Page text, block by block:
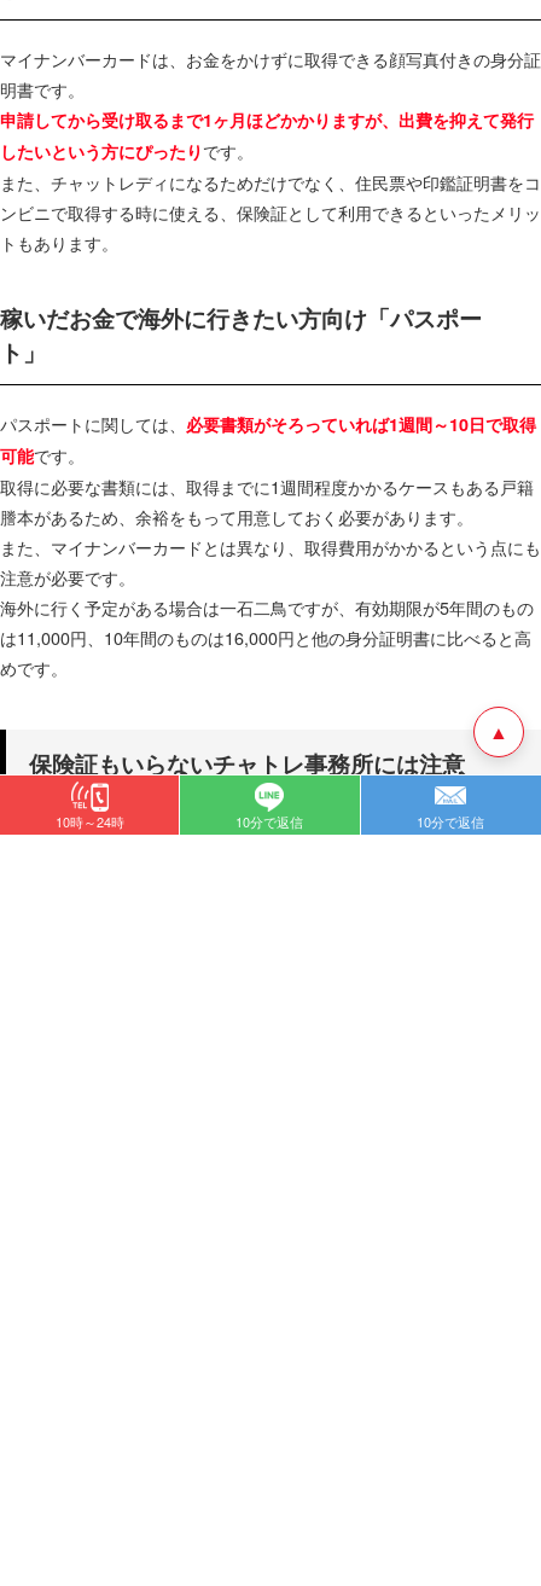
マイナンバーカードは、お金をかけずに取得できる顔写真付きの身分証
明書です。
申請してから受け取るまで1ヶ月ほどかかりますが、出費を抑えて発行
したいという方にぴったり です。
また、チャットレディになるためだけでなく、住民票や印鑑証明書をコ
ンビニで取得する時に使える、保険証として利用できるといったメリッ
トもあります。
稼いだお金で海外に行きたい方向け「パスポー
ト」
パスポートに関しては、 必要書類がそろっていれば1週間～10日で取得
可能です。
取得に必要な書類には、取得までに1週間程度かかるケースもある戸籍
謄本があるため、余裕をもって用意しておく必要があります。
また、マイナンバーカードとは異なり、取得費用がかかるという点にも
注意が必要です。
海外に行く予定がある場合は一石二鳥ですが、有効期限が5年間のもの
は11,000円、10年間のものは16,000円と他の身分証明書に比べると高
めです。
保険証もいらないチャトレ事務所には注意
保険証を含む全ての身分証明書がなくても在籍できるチャットレディ事
▲
10時～24時 10分で返信 10分で返信